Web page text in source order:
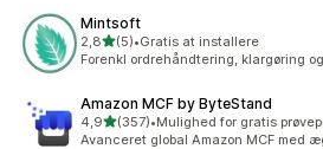
Mintsoft
2,8ud af 5 stjerner
(5)
5 anmeldelser i alt
•Gratis at installere
Forenkl ordrehåndtering, klargøring
Amazon MCF by ByteStand
4,9ud af 5 stjerner
(357)
357 anmeldelser i alt
•Mulighed for gratis
Avanceret global Amazon MCF med